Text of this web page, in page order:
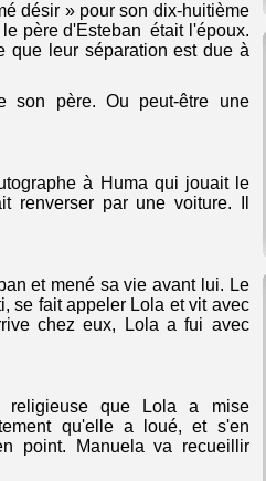
désir » pour son dix-huitième
père d'Esteban était l'époux.
que leur séparation est due à
père. Ou peut-être une
à Huma qui jouait le
renverser par une voiture. Il
et mené sa vie avant lui. Le
se fait appeler Lola et vit avec
chez eux, Lola a fui avec
religieuse que Lola a mise
qu'elle a loué, et s'en
point. Manuela va recueillir